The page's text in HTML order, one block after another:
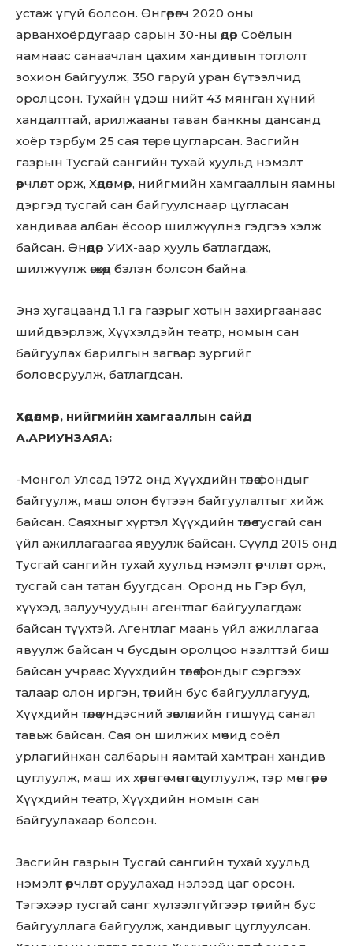
устаж үгүй болсон. Өнгөрөгч 2020 оны
арванхоёрдугаар сарын 30-ны өдөр Соёлын
яамнаас санаачлан цахим хандивын тоглолт
зохион байгуулж, 350 гаруй уран бүтээлчид
оролцсон. Тухайн үдэш нийт 43 мянган хүний
хандалттай, арилжааны таван банкны дансанд
хоёр тэрбум 25 сая төгрөг цугларсан. Засгийн
газрын Тусгай сангийн тухай хуульд нэмэлт
өөрчлөлт орж, Хөдөлмөр, нийгмийн хамгааллын яамны
дэргэд тусгай сан байгуулснаар цугласан
хандиваа албан ёсоор шилжүүлнэ гэдгээ хэлж
байсан. Өнөөдөр УИХ-аар хууль батлагдаж,
шилжүүлж өгөхөд бэлэн болсон байна.
Энэ хугацаанд 1.1 га газрыг хотын захиргаанаас
шийдвэрлэж, Хүүхэлдэйн театр, номын сан
байгуулах барилгын загвар зургийг
боловсруулж, батлагдсан.
Хөдөлмөр, нийгмийн хамгааллын сайд
А.АРИУНЗАЯА:
-Монгол Улсад 1972 онд Хүүхдийн төлөө фондыг
байгуулж, маш олон бүтээн байгуулалтыг хийж
байсан. Саяхныг хүртэл Хүүхдийн төлөө тусгай сан
үйл ажиллагаагаа явуулж байсан. Сүүлд 2015 онд
Тусгай сангийн тухай хуульд нэмэлт өөрчлөлт орж,
тусгай сан татан буугдсан. Оронд нь Гэр бүл,
хүүхэд, залуучуудын агентлаг байгуулагдаж
байсан түүхтэй. Агентлаг маань үйл ажиллагаа
явуулж байсан ч бусдын оролцоо нээлттэй биш
байсан учраас Хүүхдийн төлөө фондыг сэргээх
талаар олон иргэн, төрийн бус байгууллагууд,
Хүүхдийн төлөө үндэсний зөвлөлийн гишүүд санал
тавьж байсан. Сая он шилжих мөчид соёл
урлагийнхан салбарын яамтай хамтран хандив
цуглуулж, маш их хөрөнгө мөнгө цуглуулж, тэр мөнгөөрөө
Хүүхдийн театр, Хүүхдийн номын сан
байгуулахаар болсон.
Засгийн газрын Тусгай сангийн тухай хуульд
нэмэлт өөрчлөлт оруулахад нэлээд цаг орсон.
Тэгэхээр тусгай санг хүлээлгүйгээр төрийн бус
байгууллага байгуулж, хандивыг цуглуулсан.